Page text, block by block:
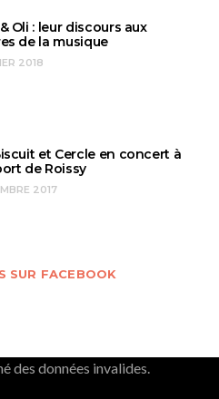
Oli : leur discours aux
de la musique
2018
et Cercle en concert à
de Roissy
2017
SUR FACEBOOK
des données invalides.